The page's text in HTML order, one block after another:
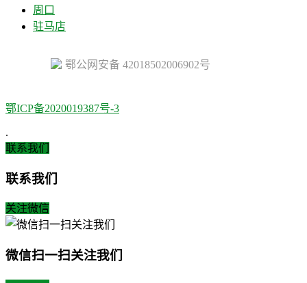
周口
驻马店
鄂公网安备 42018502006902号
鄂ICP备2020019387号-3
.
联系我们
联系我们
关注微信
微信扫一扫关注我们